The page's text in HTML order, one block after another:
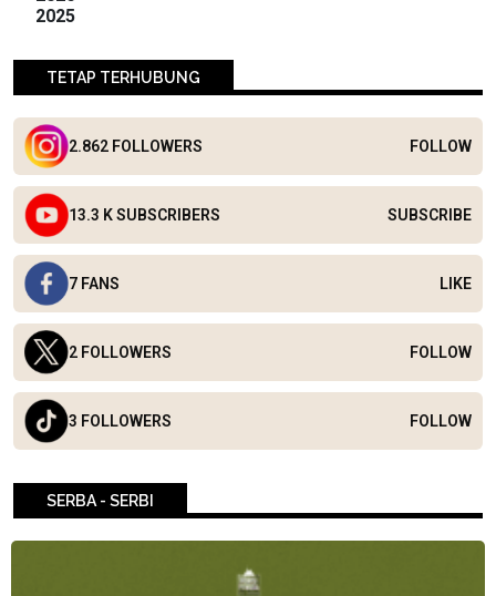
2025
TETAP TERHUBUNG
2.862 FOLLOWERS FOLLOW
13.3 K SUBSCRIBERS SUBSCRIBE
7 FANS LIKE
2 FOLLOWERS FOLLOW
3 FOLLOWERS FOLLOW
SERBA - SERBI